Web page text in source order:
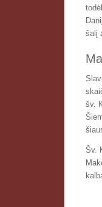
šalį
šv.
Šv.